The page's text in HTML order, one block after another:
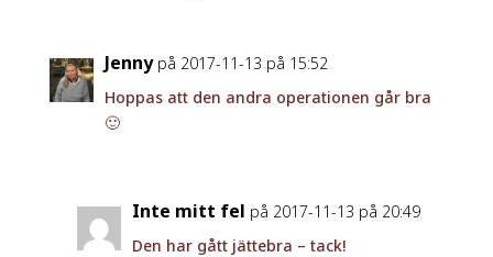
Jenny på 2017-11-13 på 15:52
Hoppas att den andra operationen går bra
🙂
Inte mitt fel på 2017-11-13 på 20:49
Den har gått jättebra – tack!